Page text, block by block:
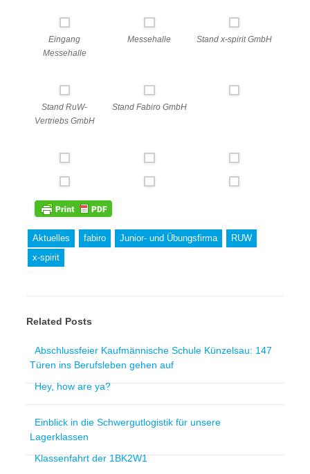
Eingang
Messehalle
Messehalle Stand x-spirit GmbH
Stand RuW-
Vertriebs GmbH
Stand Fabiro GmbH
Aktuelles fabiro Junior- und Übungsfirma
RUW
x-spirit
Related Posts
Abschlussfeier Kaufmännische Schule Künzelsau: 147
Türen ins Berufsleben gehen auf
Hey, how are ya?
Einblick in die Schwergutlogistik für unsere
Lagerklassen
Klassenfahrt der 1BK2W1